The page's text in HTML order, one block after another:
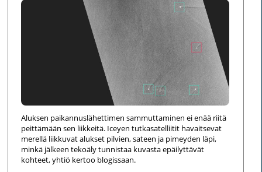
Aluksen paikannuslähettimen sammuttaminen ei enää riitä
peittämään sen liikkeitä. Iceyen tutkasatelliitit havaitsevat
merellä liikkuvat alukset pilvien, sateen ja pimeyden läpi,
minkä jälkeen tekoäly tunnistaa kuvasta epäilyttävät
kohteet, yhtiö kertoo blogissaan.